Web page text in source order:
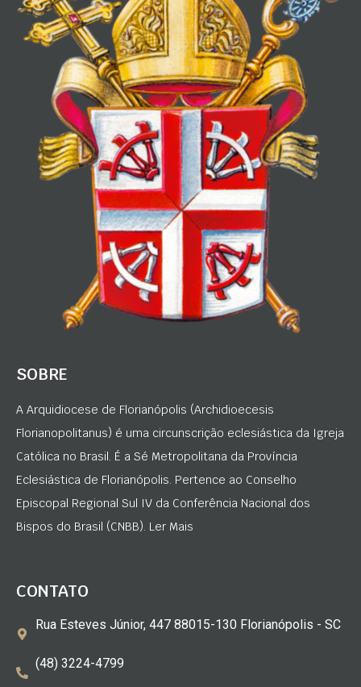
SOBRE
A Arquidiocese de Florianópolis (Archidioecesis
Florianopolitanus) é uma circunscrição eclesiástica da Igreja
Católica no Brasil. É a Sé Metropolitana da Província
Eclesiástica de Florianópolis. Pertence ao Conselho
Episcopal Regional Sul IV da Conferência Nacional dos
Bispos do Brasil (CNBB). Ler Mais
CONTATO
Rua Esteves Júnior, 447 88015-130 Florianópolis - SC
(48) 3224-4799